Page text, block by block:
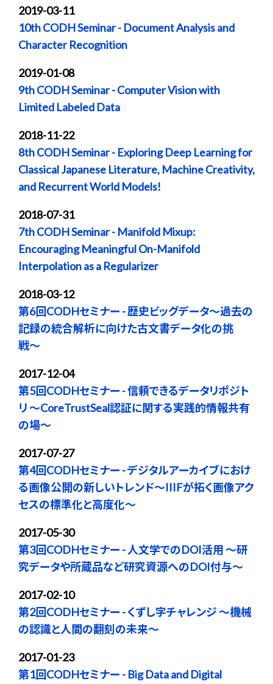
2019-03-11
10th CODH Seminar - Document Analysis and
Character Recognition
2019-01-08
9th CODH Seminar - Computer Vision with
Limited Labeled Data
2018-11-22
8th CODH Seminar - Exploring Deep Learning for
Classical Japanese Literature, Machine Creativity,
and Recurrent World Models!
2018-07-31
7th CODH Seminar - Manifold Mixup:
Encouraging Meaningful On-Manifold
Interpolation as a Regularizer
2018-03-12
第6回CODHセミナー - 歴史ビッグデータ〜過去の
記録の統合解析に向けた古文書データ化の挑
戦〜
2017-12-04
第5回CODHセミナー - 信頼できるデータリポジト
リ 〜CoreTrustSeal認証に関する実践的情報共有
の場〜
2017-07-27
第4回CODHセミナー - デジタルアーカイブにおけ
る画像公開の新しいトレンド～IIIFが拓く画像アク
セスの標準化と高度化～
2017-05-30
第3回CODHセミナー - 人文学でのDOI活用 〜研
究データや所蔵品など研究資源へのDOI付与〜
2017-02-10
第2回CODHセミナー - くずし字チャレンジ 〜機械
の認識と人間の翻刻の未来〜
2017-01-23
第1回CODHセミナー - Big Data and Digital